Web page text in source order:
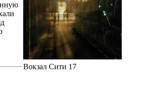
Вокзал Сити 17